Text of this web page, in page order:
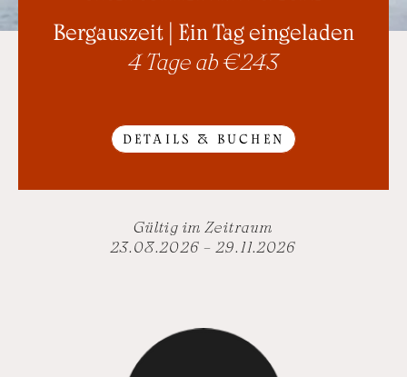
Bergauszeit | Ein Tag eingeladen
4 Tage ab € 243
DETAILS & BUCHEN
Gültig im Zeitraum
23.08.2026 – 29.11.2026